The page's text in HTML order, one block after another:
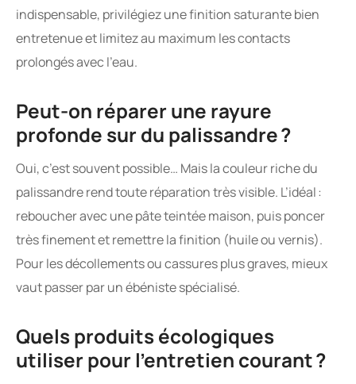
indispensable, privilégiez une finition saturante bien
entretenue et limitez au maximum les contacts
prolongés avec l’eau.
Peut-on réparer une rayure
profonde sur du palissandre ?
Oui, c’est souvent possible… Mais la couleur riche du
palissandre rend toute réparation très visible. L’idéal :
reboucher avec une pâte teintée maison, puis poncer
très finement et remettre la finition (huile ou vernis).
Pour les décollements ou cassures plus graves, mieux
vaut passer par un ébéniste spécialisé.
Quels produits écologiques
utiliser pour l’entretien courant ?